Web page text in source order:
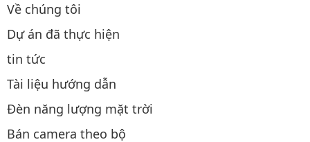
Về chúng tôi
Dự án đã thực hiện
tin tức
Tài liệu hướng dẫn
Đèn năng lượng mặt trời
Bán camera theo bộ